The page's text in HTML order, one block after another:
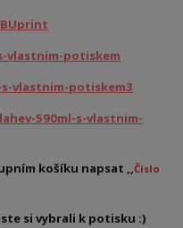
potiskem
vlastnim-potiskem3
590ml-s-vlastnim-
košíku napsat ,,Číslo
si vybrali k potisku :)